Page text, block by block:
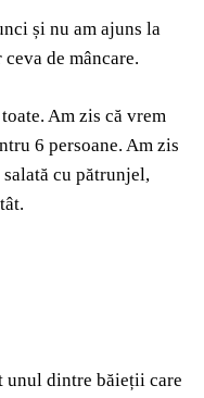
și nu am ajuns la
de mâncare.
Am zis că vrem
6 persoane. Am zis
cu pătrunjel,
unul dintre băieții care